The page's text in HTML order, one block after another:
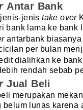
Antar Bank
jenis-jenistake over
bank lama ke
antarbank biasanya
per bulan
dialihkan ke
rendah sebab
Jual Beli
merupakan
belum lunas karena